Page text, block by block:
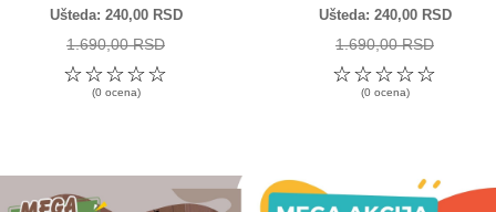
Ušteda 240,00 RSD
1.690,00 RSD
☆
☆
☆
☆
☆
(0 ocena)
Ušteda 240,00 RSD
1.690,00 RSD
☆
☆
☆
☆
☆
(0 ocena)